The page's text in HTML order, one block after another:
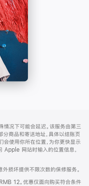
情况下可能会延迟。该服务由第三
分商品和寄送地址，具体以结账页
会使用你所在位置，为你更快显示
Apple 网站时输入的位置信息，
损坏提供不限次数的保修服务。
12。优惠仅面向购买符合条件